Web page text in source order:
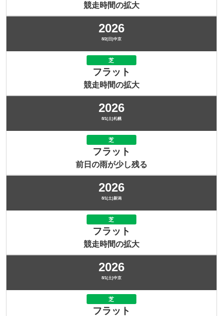
競走時間の拡大
2026
8/2(日)中京
芝
フラット
競走時間の拡大
2026
8/1(土)札幌
芝
フラット
前日の雨が少し残る
2026
8/1(土)新潟
芝
フラット
競走時間の拡大
2026
8/1(土)中京
芝
フラット